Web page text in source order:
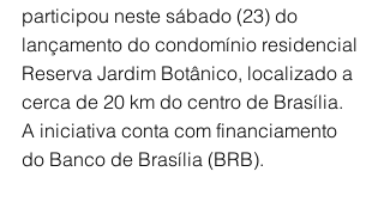
participou neste sábado (23) do
lançamento do condomínio residencial
Reserva Jardim Botânico, localizado a
cerca de 20 km do centro de Brasília.
A iniciativa conta com financiamento
do Banco de Brasília (BRB).